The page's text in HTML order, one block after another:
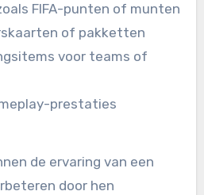
FIFA-punten of munten
of pakketten
voor teams of
prestaties
de ervaring van een
door hen